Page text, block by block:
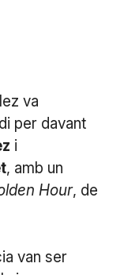
va
per davant
i
, amb un
Hour, de
van ser